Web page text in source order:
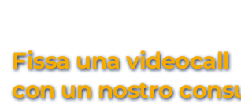
Fissa una videocall
con un nostro